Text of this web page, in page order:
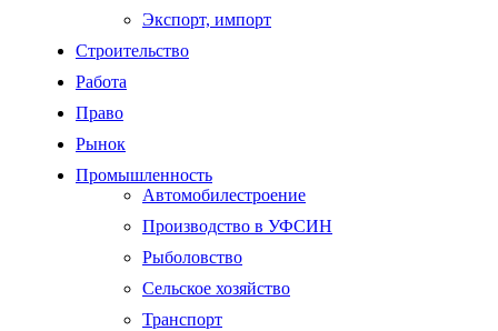
Экспорт, импорт
Строительство
Работа
Право
Рынок
Промышленность
Автомобилестроение
Производство в УФСИН
Рыболовство
Сельское хозяйство
Транспорт